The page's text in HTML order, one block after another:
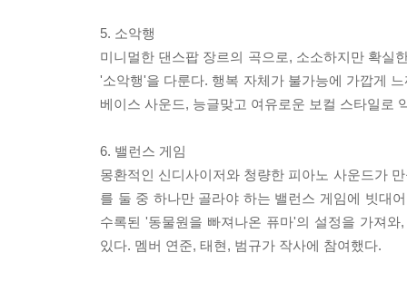
5. 소악행
미니멀한 댄스팝 장르의 곡으로, 소소하지만 확실
'소악행'을 다룬다. 행복 자체가 불가능에 가깝게
베이스 사운드, 능글맞고 여유로운 보컬 스타일로
6. 밸런스 게임
몽환적인 신디사이저와 청량한 피아노 사운드가
를 둘 중 하나만 골라야 하는 밸런스 게임에 빗대
수록된 '동물원을 빠져나온 퓨마'의 설정을 가져
있다. 멤버 연준, 태현, 범규가 작사에 참여했다.